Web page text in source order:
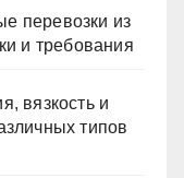
перевозки из
и требования
вязкость и
типов